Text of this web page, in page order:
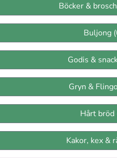
Böcker &
Buljong
Godis &
Gryn &
Hårt bröd
Kakor, kex &